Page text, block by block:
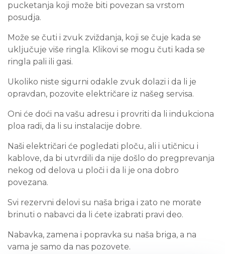
pucketanja koji može biti povezan sa vrstom
posudja.
Može se čuti i zvuk zviždanja, koji se čuje kada se
uključuje više ringla. Klikovi se mogu čuti kada se
ringla pali ili gasi.
Ukoliko niste sigurni odakle zvuk dolazi i da li je
opravdan, pozovite električare iz našeg servisa.
Oni će doći na vašu adresu i provriti da li indukciona
ploa radi, da li su instalacije dobre.
Naši električari će pogledati ploču, ali i utičnicu i
kablove, da bi utvrdili da nije došlo do pregprevanja
nekog od delova u ploči i da li je ona dobro
povezana.
Svi rezervni delovi su naša briga i zato ne morate
brinuti o nabavci da li ćete izabrati pravi deo.
Nabavka, zamena i popravka su naša briga, a na
vama je samo da nas pozovete.